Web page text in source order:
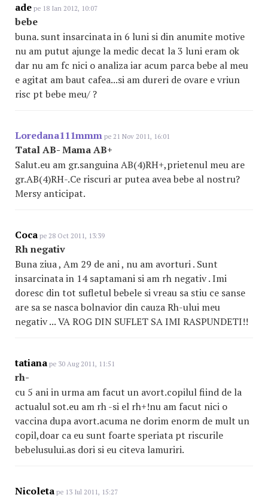
ade pe 18 Ian 2012, 10:07
bebe
buna. sunt insarcinata in 6 luni si din anumite motive
nu am putut ajunge la medic decat la 3 luni eram ok
dar nu am fc nici o analiza iar acum parca bebe al meu
e agitat am baut cafea...si am dureri de ovare e vriun
risc pt bebe meu/ ?
Loredana111mmm pe 21 Nov 2011, 16:01
Tatal AB- Mama AB+
Salut.eu am gr.sanguina AB(4)RH+,prietenul meu are
gr.AB(4)RH-.Ce riscuri ar putea avea bebe al nostru?
Mersy anticipat.
Coca pe 28 Oct 2011, 13:39
Rh negativ
Buna ziua , Am 29 de ani , nu am avorturi . Sunt
insarcinata in 14 saptamani si am rh negativ . Imi
doresc din tot sufletul bebele si vreau sa stiu ce sanse
are sa se nasca bolnavior din cauza Rh-ului meu
negativ ... VA ROG DIN SUFLET SA IMI RASPUNDETI!!
tatiana pe 30 Aug 2011, 11:51
rh-
cu 5 ani in urma am facut un avort.copilul fiind de la
actualul sot.eu am rh -si el rh+!nu am facut nici o
vaccina dupa avort.acuma ne dorim enorm de mult un
copil,doar ca eu sunt foarte speriata pt riscurile
bebelusului.as dori si eu citeva lamuriri.
Nicoleta pe 13 Iul 2011, 15:27